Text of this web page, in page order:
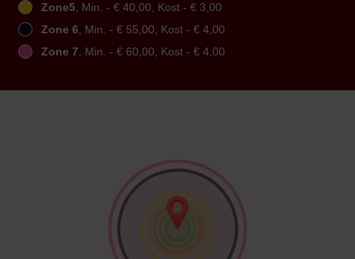
Zone5, Min. - € 40,00, Kost - € 3,00
Zone 6, Min. - € 55,00, Kost - € 4,00
Zone 7, Min. - € 60,00, Kost - € 4,00